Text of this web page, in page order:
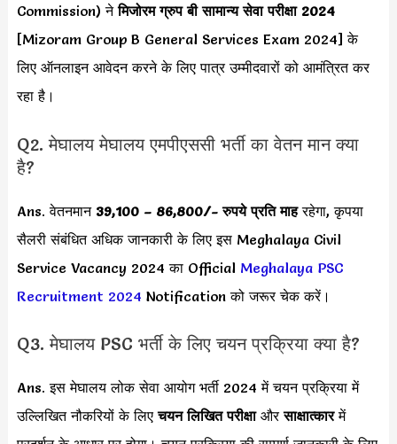
Commission) नेमिजोरम ग्रुप बी सामान्य सेवा परीक्षा 2024
[Mizoram Group B General Services Exam 2024] के
लिए ऑनलाइन आवेदन करने के लिए पात्र उम्मीदवारों को आमंत्रित कर
रहा है।
Q2. मेघालय मेघालय एमपीएससी भर्ती का वेतन मान क्या
है?
Ans. वेतनमान 39,100 – 86,800/- रुपये प्रति माहरहेगा, कृपया
सैलरी संबंधित अधिक जानकारी के लिए इस Meghalaya Civil
Service Vacancy 2024 का Official Meghalaya PSC
Recruitment 2024 Notification को जरूर चेक करें।
Q3. मेघालय PSC भर्ती के लिए चयन प्रक्रिया क्या है?
Ans. इस मेघालय लोक सेवा आयोग भर्ती 2024 में चयन प्रक्रिया में
उल्लिखित नौकरियों के लिएचयन लिखित परीक्षा औरसाक्षात्कारमें